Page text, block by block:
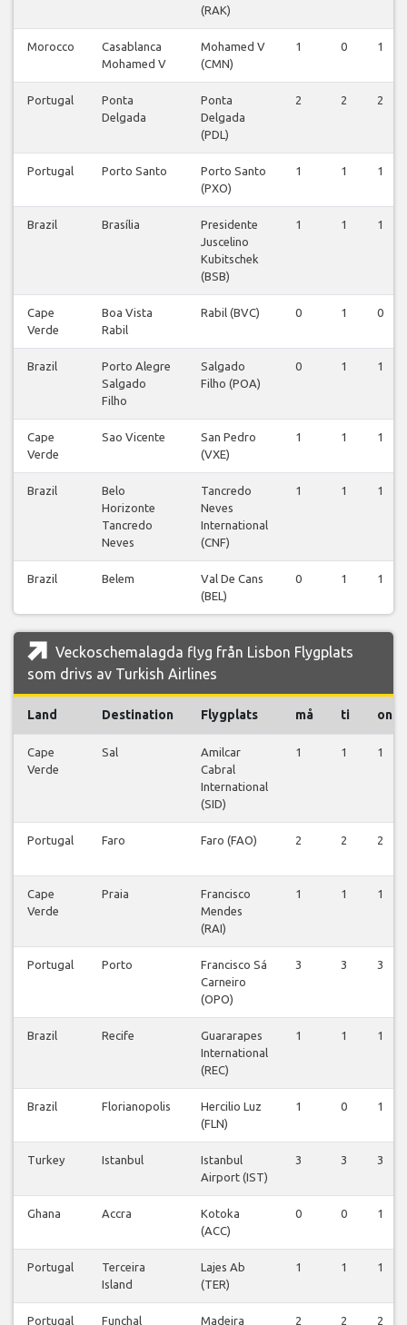
(RAK)
Morocco
Casablanca
Mohamed V
Mohamed V
(CMN)
1 0 1
Portugal
Ponta
Delgada
Ponta
Delgada
(PDL)
2 2 2
Portugal Porto Santo
Porto Santo
(PXO)
1 1 1
Brazil Brasília
Presidente
Juscelino
Kubitschek
(BSB)
1 1 1
Cape
Verde
Boa Vista
Rabil
Rabil (BVC) 0 1 0
Brazil
Porto Alegre
Salgado
Filho
Salgado
Filho (POA)
0 1 1
Cape
Verde
Sao Vicente
San Pedro
(VXE)
1 1 1
Brazil
Belo
Horizonte
Tancredo
Neves
Tancredo
Neves
International
(CNF)
1 1 1
Brazil Belem
Val De Cans
(BEL)
0 1 1
Veckoschemalagda flyg från Lisbon Flygplats
som drivs av Turkish Airlines
Land Destination Flygplats må ti on
Cape
Verde
Sal
Amilcar
Cabral
International
(SID)
1 1 1
Portugal Faro Faro (FAO) 2 2 2
Cape
Verde
Praia
Francisco
Mendes
(RAI)
1 1 1
Portugal Porto
Francisco Sá
Carneiro
(OPO)
3 3 3
Brazil Recife
Guararapes
International
(REC)
1 1 1
Brazil Florianopolis
Hercilio Luz
(FLN)
1 0 1
Turkey Istanbul
Istanbul
Airport (IST)
3 3 3
Ghana Accra
Kotoka
(ACC)
0 0 1
Portugal
Terceira
Island
Lajes Ab
(TER)
1 1 1
Portugal Funchal
Madeira
2 2 2